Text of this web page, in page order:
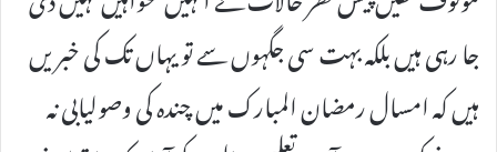
جا رہی ہیں بلکہ بہت سی جگہوں سے تو یہاں تک کی خبریں
ہیں کہ امسال رمضان المبارک میں چندہ کی وصولیابی نہ